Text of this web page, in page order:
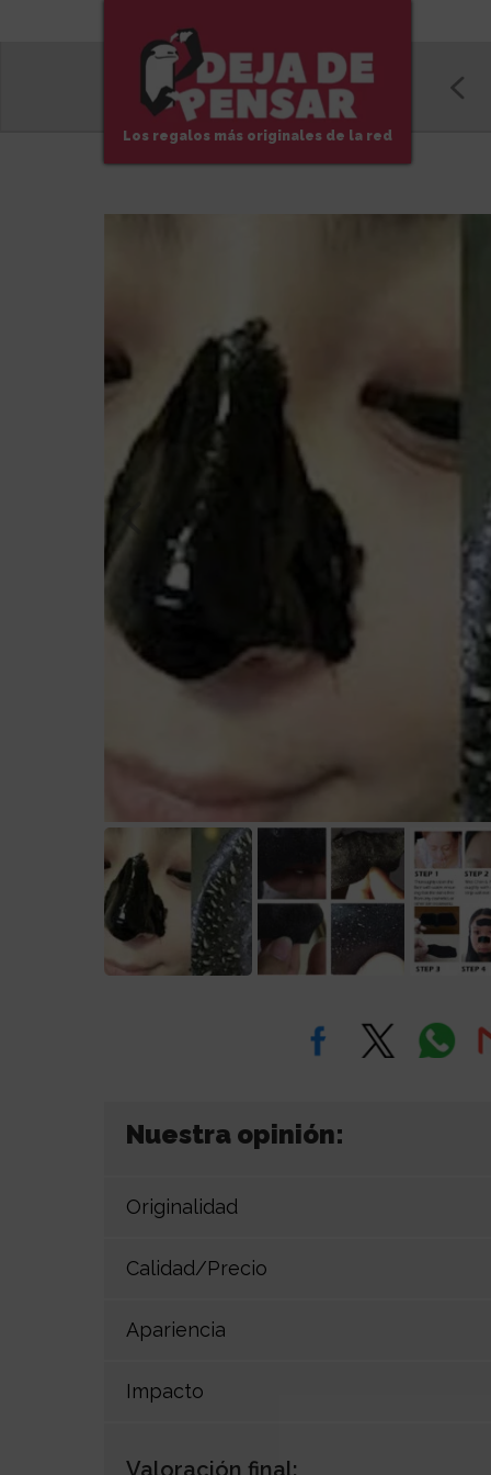
Los regalos más originales de la red
Nuestra opinión:
Originalidad
Calidad/Precio
Apariencia
Impacto
Valoración final: